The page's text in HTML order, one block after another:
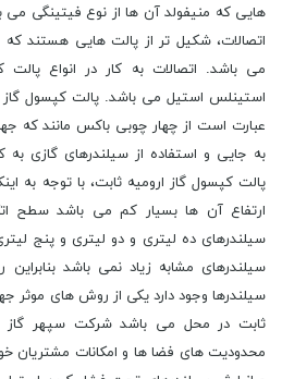
هایی که منیفولد آن ها از نوع فیتینگی
اتصالات، شکیل تر از پالت هایی هستند
می باشد. اتصالات به کار در انواع
استینلس استیل می باشد. پالت کپسول گاز
عبارت است از چهار چوبی باکس مانند که
به جایی و استفاده از سیلندرهای گازی
پالت کپسول گاز ارومیه ثابت، با توجه به
ارتفاع آن ها بسیار کم می باشد سطح
سیلندرهای ده لیتری و دو لیتری و پنج
سیلندرهای مشابه زیاد نمی باشد
سیلندرها وجود دارد یکی از روش های موثر
ثابت در محل می باشد شرکت سپهر گاز
محدودیت های فضا ها و امکانات مشتریان